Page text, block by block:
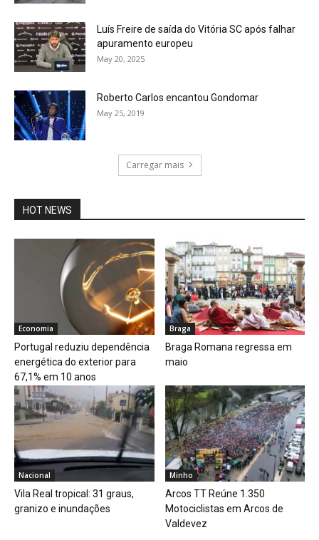
Luís Freire de saída do Vitória SC após falhar
apuramento europeu
May 20, 2025
Roberto Carlos encantou Gondomar
May 25, 2019
Carregar mais
HOT NEWS
Economia
Portugal reduziu dependência
energética do exterior para
67,1% em 10 anos
Braga
Braga Romana regressa em
maio
Nacional
Vila Real tropical: 31 graus,
granizo e inundações
Minho
Arcos TT Reúne 1.350
Motociclistas em Arcos de
Valdevez